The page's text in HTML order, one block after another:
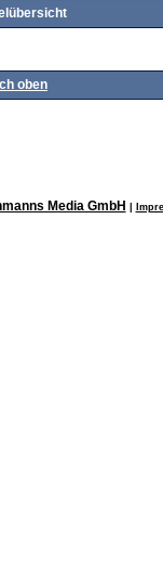
oben
Media GmbH